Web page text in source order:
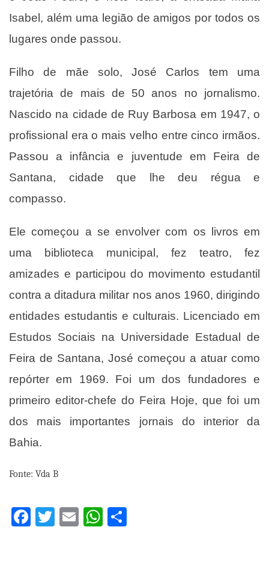
Isabel, além uma legião de amigos por todos os
lugares onde passou.
Filho de mãe solo, José Carlos tem uma
trajetória de mais de 50 anos no jornalismo.
Nascido na cidade de Ruy Barbosa em 1947, o
profissional era o mais velho entre cinco irmãos.
Passou a infância e juventude em Feira de
Santana, cidade que lhe deu régua e
compasso.
Ele começou a se envolver com os livros em
uma biblioteca municipal, fez teatro, fez
amizades e participou do movimento estudantil
contra a ditadura militar nos anos 1960, dirigindo
entidades estudantis e culturais. Licenciado em
Estudos Sociais na Universidade Estadual de
Feira de Santana, José começou a atuar como
repórter em 1969. Foi um dos fundadores e
primeiro editor-chefe do Feira Hoje, que foi um
dos mais importantes jornais do interior da
Bahia.
Fonte: Vda B
Facebook
Twitter
EmailWhatsApp